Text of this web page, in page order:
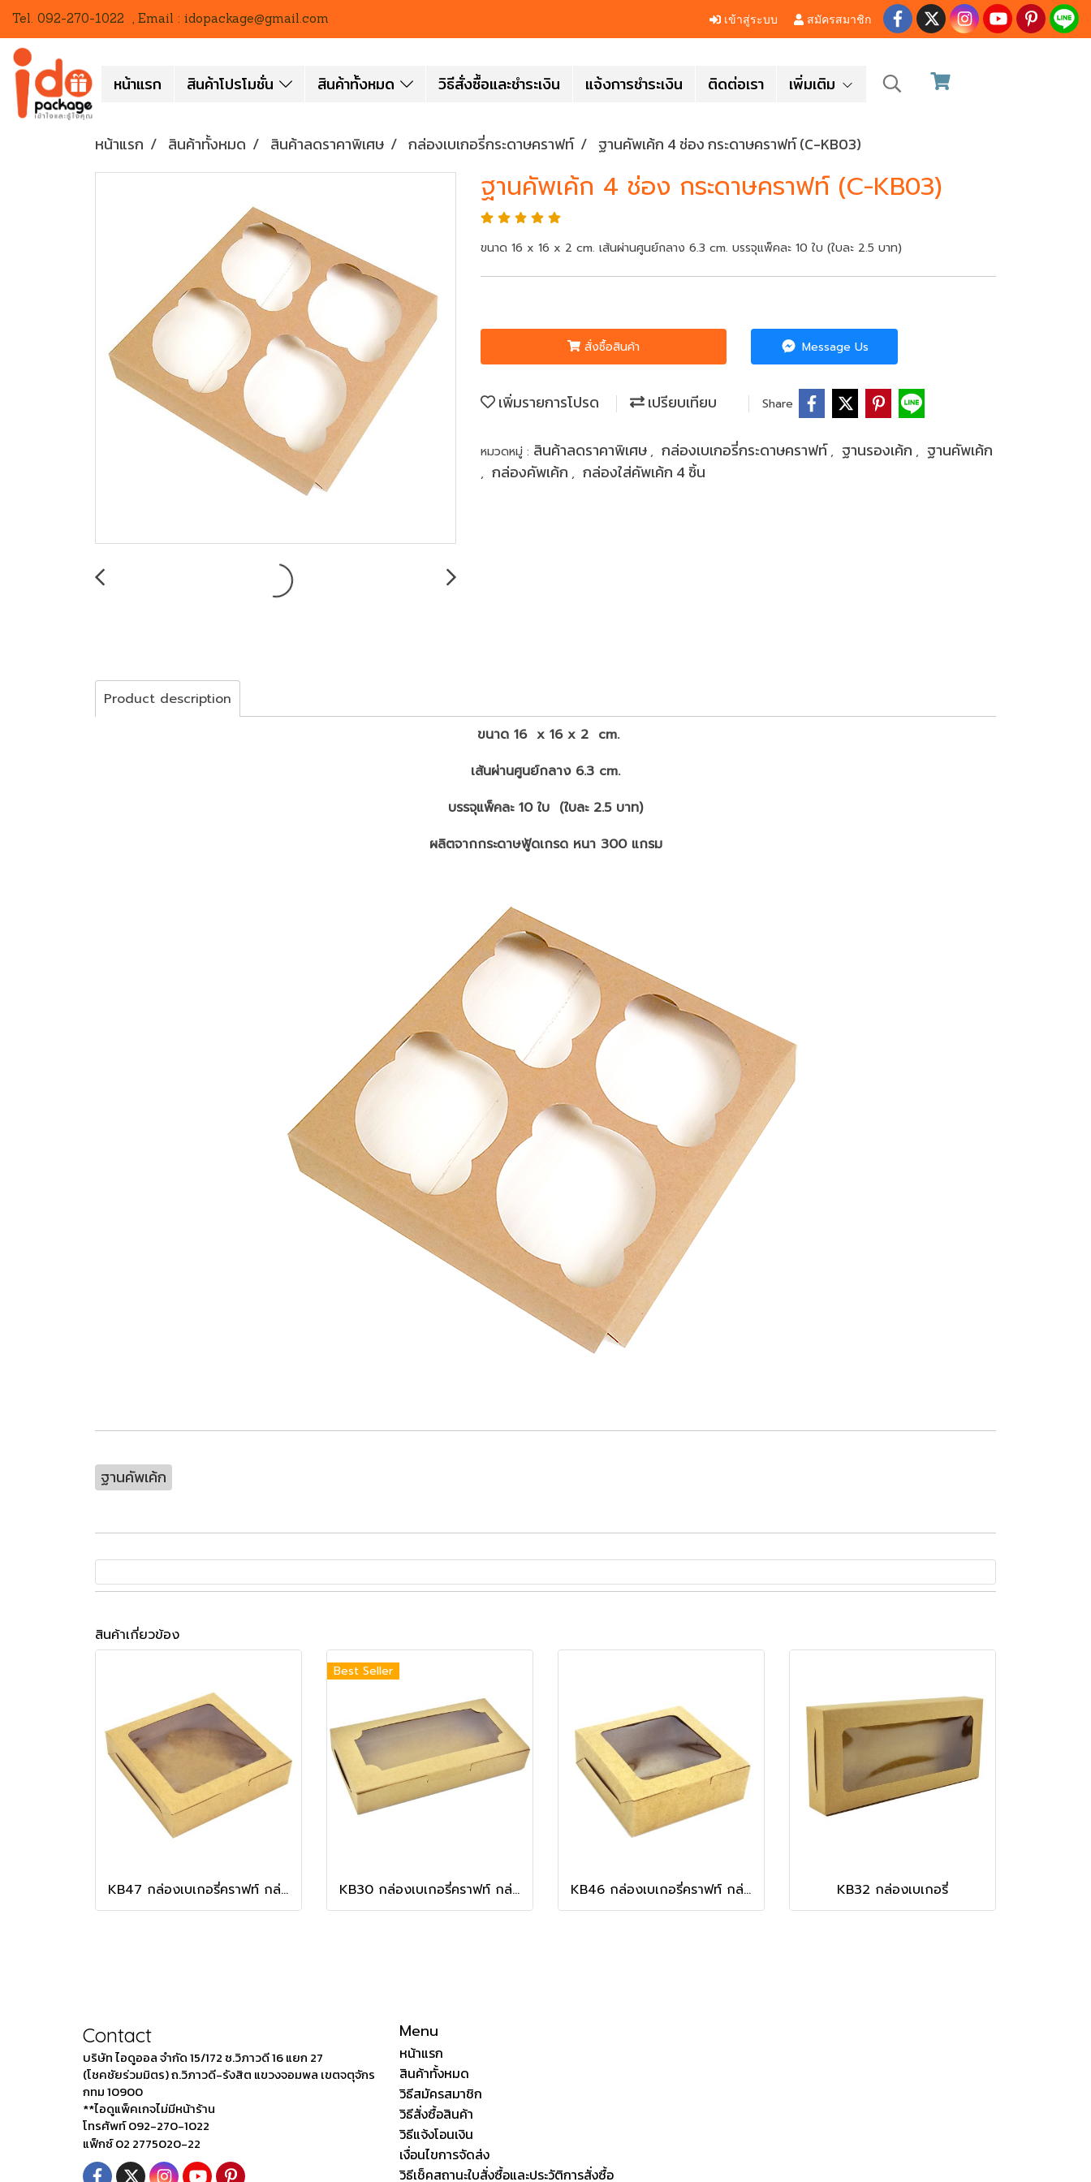
Tel. 092-270-1022 , Email : idopackage@gmail.com เข้าสู่ระบบ สมัครสมาชิก
หน้าแรก สินค้าโปรโมชั่น สินค้าทั้งหมด วิธีสั่งซื้อและชำระเงิน แจ้งการชำระเงิน ติดต่อเรา เพิ่มเติม
หน้าแรก สินค้าทั้งหมด สินค้าลดราคาพิเศษ กล่องเบเกอรี่กระดาษคราฟท์ ฐานคัพเค้ก 4 ช่อง กระดาษคราฟท์ (C-KB03)
ฐานคัพเค้ก 4 ช่อง กระดาษคราฟท์ (C-KB03)
ขนาด 16 x 16 x 2 cm. เส้นผ่านศูนย์กลาง 6.3 cm. บรรจุแพ็คละ 10 ใบ (ใบละ 2.5 บาท)
สั่งซื้อสินค้า Message Us
เพิ่มรายการโปรด เปรียบเทียบ Share
หมวดหมู่ : สินค้าลดราคาพิเศษ , กล่องเบเกอรี่กระดาษคราฟท์, ฐานรองเค้ก , ฐานคัพเค้ก
, กล่องคัพเค้ก , กล่องใส่คัพเค้ก 4 ชิ้น
Product description
ขนาด 16 x 16 x 2 cm.
เส้นผ่านศูนย์กลาง 6.3 cm.
บรรจุแพ็คละ 10 ใบ (ใบละ 2.5 บาท)
ผลิตจากกระดาษฟู้ดเกรด หนา 300 แกรม
ฐานคัพเค้ก
สินค้าเกี่ยวข้อง
KB47 กล่องเบเกอรี่คราฟท์ กล่องบราวนี่
Best Seller
KB30 กล่องเบเกอรี่คราฟท์ กล่องบราวนี่ KB46 กล่องเบเกอรี่คราฟท์ กล่องบราวนี่ KB32 กล่องเบเกอรี่
Contact
บริษัท ไอดูออล จำกัด 15/172 ซ.วิภาวดี 16 แยก 27
(โชคชัยร่วมมิตร) ถ.วิภาวดี-รังสิต แขวงจอมพล เขตจตุจักร
กทม 10900
**ไอดูแพ็คเกจไม่มีหน้าร้าน
โทรศัพท์ 092-270-1022
แฟ็กซ์ 02 2775020-22
Menu
หน้าแรก
สินค้าทั้งหมด
วิธีสมัครสมาชิก
วิธีสั่งซื้อสินค้า
วิธีแจ้งโอนเงิน
เงื่อนไขการจัดส่ง
วิธีเช็คสถานะใบสั่งซื้อและประวัติการสั่งซื้อ